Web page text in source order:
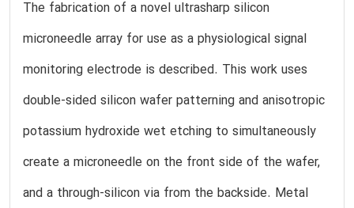
The fabrication of a novel ultrasharp silicon
microneedle array for use as a physiological signal
monitoring electrode is described. This work uses
double-sided silicon wafer patterning and anisotropic
potassium hydroxide wet etching to simultaneously
create a microneedle on the front side of the wafer,
and a through-silicon via from the backside. Metal